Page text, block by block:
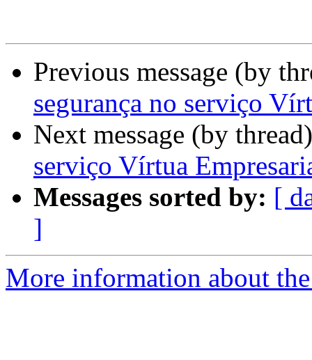
Previous message (by
segurança no serviço
Next message (by
serviço Vírtua
Messages sorted by: [
]
More information about